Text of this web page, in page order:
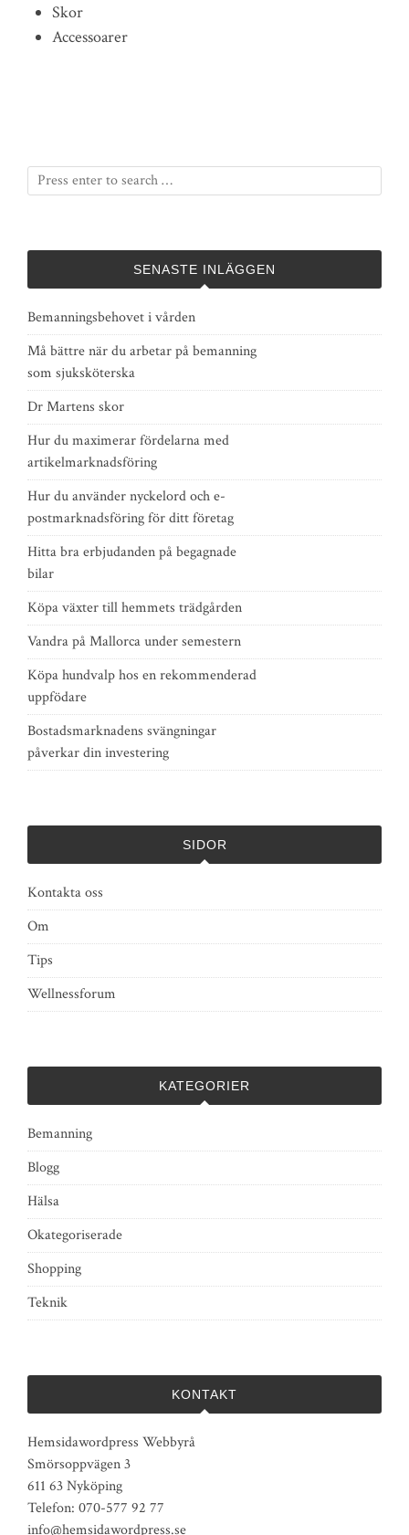
Skor
Accessoarer
SENASTE INLÄGGEN
Bemanningsbehovet i vården
Må bättre när du arbetar på bemanning
som sjuksköterska
Dr Martens skor
Hur du maximerar fördelarna med
artikelmarknadsföring
Hur du använder nyckelord och e-
postmarknadsföring för ditt företag
Hitta bra erbjudanden på begagnade
bilar
Köpa växter till hemmets trädgården
Vandra på Mallorca under semestern
Köpa hundvalp hos en rekommenderad
uppfödare
Bostadsmarknadens svängningar
påverkar din investering
SIDOR
Kontakta oss
Om
Tips
Wellnessforum
KATEGORIER
Bemanning
Blogg
Hälsa
Okategoriserade
Shopping
Teknik
KONTAKT
Hemsidawordpress Webbyrå
Smörsoppvägen 3
611 63 Nyköping
Telefon: 070-577 92 77
info@hemsidawordpress.se